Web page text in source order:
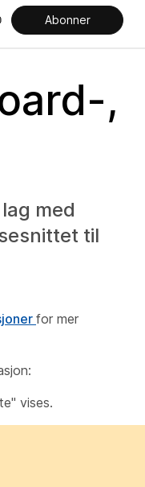
Abonner
,
med
til
for mer
vises.